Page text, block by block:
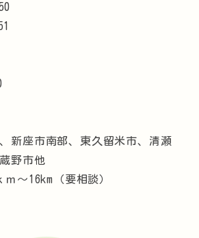
新座市南部、東久留米市、清瀬
野市他
～16km（要相談）